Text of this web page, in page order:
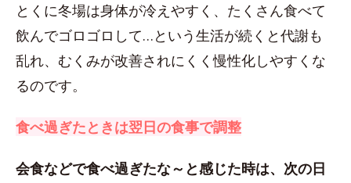
とくに冬場は身体が冷えやすく、たくさん食べて
飲んでゴロゴロして…という生活が続くと代謝も
乱れ、むくみが改善されにくく慢性化しやすくな
るのです。
食べ過ぎたときは翌日の食事で調整
会食などで食べ過ぎたな～と感じた時は、次の日